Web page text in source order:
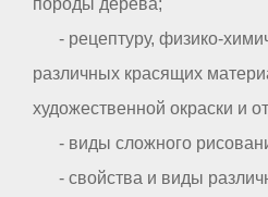
- рецептуру, физико-
различных красящих
художественной окраски и
- виды сложного
- свойства и виды